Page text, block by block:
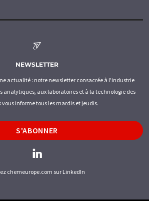
NEWSLETTER
actualité : notre newsletter consacrée à l'industrie
analytiques, aux laboratoires et à la technologie des
vous informe tous les mardis et jeudis.
S'ABONNER
chemeurope.com sur LinkedIn